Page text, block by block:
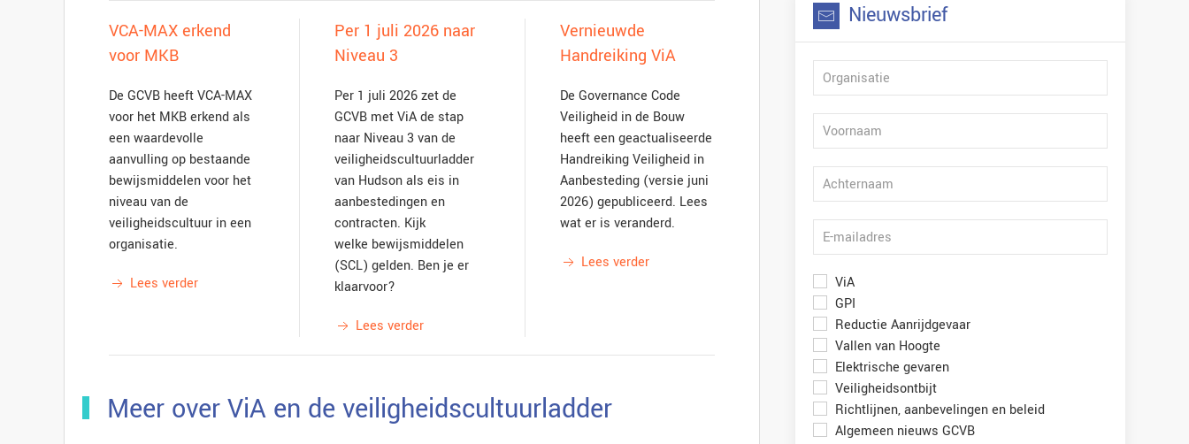
VCA-MAX erkend
voor MKB
De GCVB heeft VCA-MAX
voor het MKB erkend als
een waardevolle
aanvulling op bestaande
bewijsmiddelen voor het
niveau van de
veiligheidscultuur in een
organisatie.
Lees verder
Per 1 juli 2026 naar
Niveau 3
Per 1 juli 2026 zet de
GCVB met ViA de stap
naar Niveau 3 van de
veiligheidscultuurladder
van Hudson als eis in
aanbestedingen en
contracten. Kijk
welke bewijsmiddelen
(SCL) gelden. Ben je er
klaarvoor?
Lees verder
Vernieuwde
Handreiking ViA
De Governance Code
Veiligheid in de Bouw
heeft een geactualiseerde
Handreiking Veiligheid in
Aanbesteding (versie juni
2026) gepubliceerd. Lees
wat er is veranderd.
Lees verder
Meer over ViA en de veiligheidscultuurladder
Nieuwsbrief
ViA
GPI
Reductie Aanrijdgevaar
Vallen van Hoogte
Elektrische gevaren
Veiligheidsontbijt
Richtlijnen, aanbevelingen en beleid
Algemeen nieuws GCVB